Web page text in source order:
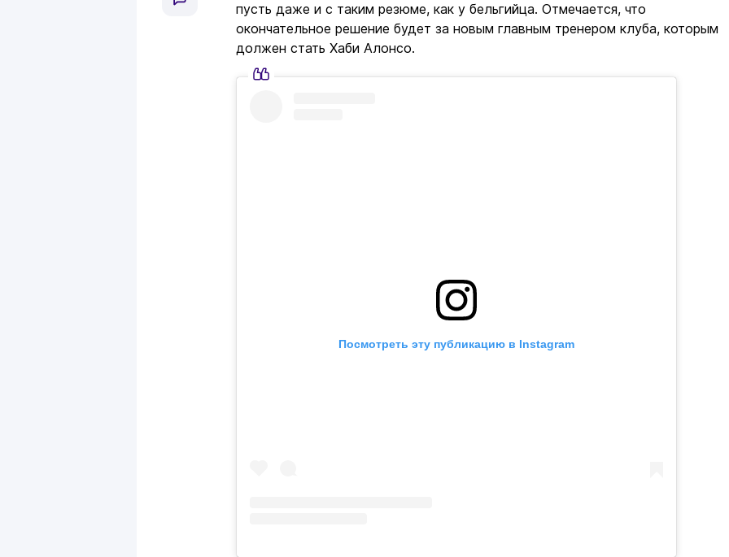
пусть даже и с таким резюме, как у бельгийца. Отмечается, что
окончательное решение будет за новым главным тренером клуба, которым
должен стать Хаби Алонсо.
Посмотреть эту публикацию в Instagram